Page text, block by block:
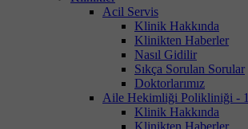
Acil Servis
Klinik Hakkında
Klinikten Haberler
Nasıl Gidilir
Sıkça Sorulan Sorular
Doktorlarımız
Aile Hekimliği Polikliniği - 1
Klinik Hakkında
Klinikten Haberler